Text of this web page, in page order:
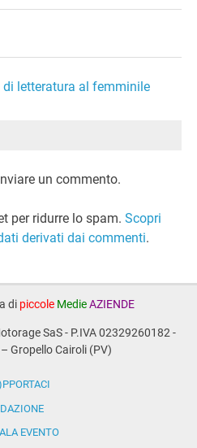
di letteratura al femminile
un commento.
per ridurre lo spam.Scopri
derivati dai commenti.
di piccole MedieAZIENDE
SaS - P.IVA 02329260182 -
Gropello Cairoli (PV)
EVENTO